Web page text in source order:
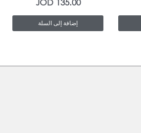
إضافة إلى السلة